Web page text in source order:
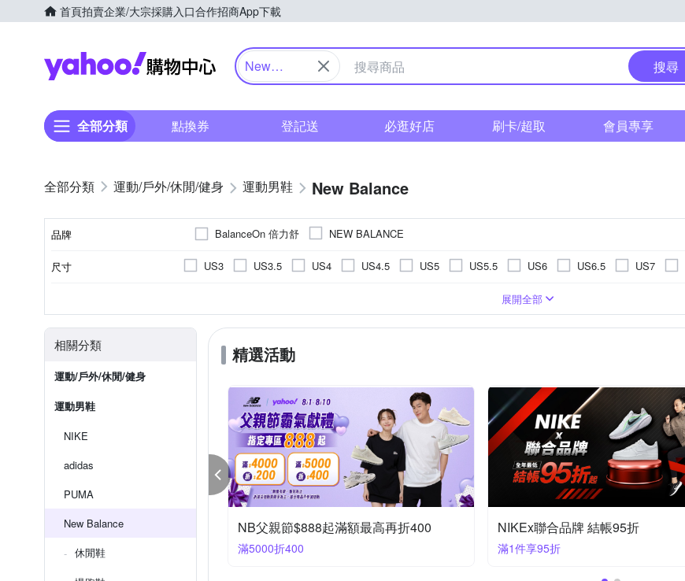
首頁拍賣企業/大宗採購入口合作招商App下載
Yahoo購物中心
New
搜尋
全部分類 點換券 登記送 必逛好店 刷卡/超取 會員專享
運動/戶外/休閒/健身 運動男鞋 New Balance
品牌 BalanceOn 倍力舒 NEW BALANCE
尺寸 US3 US3.5 US4 US4.5 US5 US5.5 US6 US6.5 US7
US12.5
EU36
EU37 EU38 EU39 EU40 EU41 EU42 EU43 EU44
UK4.5
UK5
野跑鞋
展開全部
相關分類
運動/戶外/休閒/健身
運動男鞋
NIKE
adidas
PUMA
New Balance
休閒鞋
精選活動
品牌慶 結帳84折 NIKEx聯合品牌 結帳95折
滿1件享95折
NIKEx聯合品牌 結帳95折
滿1件享95折